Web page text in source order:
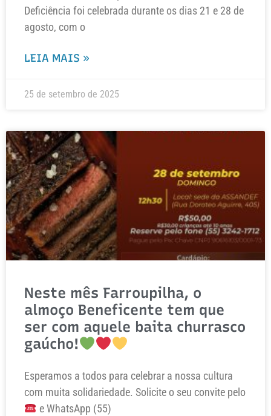
Deficiência foi celebrada durante os dias 21 e 28 de
agosto, com o
LEIA MAIS »
25 de setembro de 2025
Neste mês Farroupilha, o
almoço Beneficente tem que
ser com aquele baita churrasco
gaúcho!
Esperamos a todos para celebrar a nossa cultura
com muita solidariedade. Solicite o seu convite pelo
e WhatsApp (55)